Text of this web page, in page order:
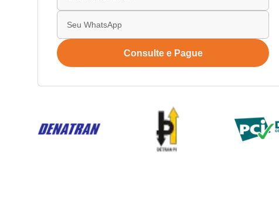
Consulte e Pague